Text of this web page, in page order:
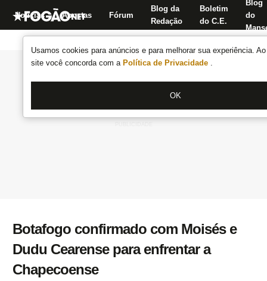
Usamos cookies para anúncios e para melhorar sua experiência.
site você concorda com a Política de Privacidade .
OK
Notícias Apostas Fórum
Blog da
Redação
Boletim
do C.E.
Blog
do
Botafogo confirmado com Moisés e
Dudu Cearense para enfrentar a
Chapecoense